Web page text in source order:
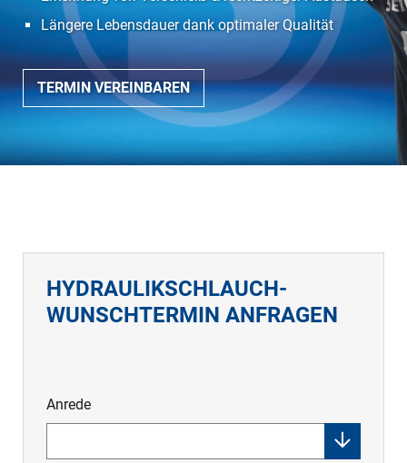
Längere Lebensdauer dank optimaler Qualität
TERMIN VEREINBAREN
HYDRAULIKSCHLAUCH-
WUNSCHTERMIN ANFRAGEN
Anrede